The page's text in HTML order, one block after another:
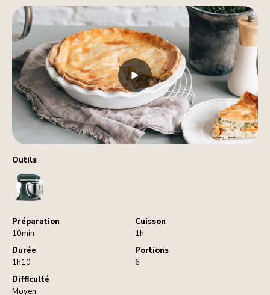
Outils
StandMixer
Préparation
10min
Cuisson
1h
Durée
1h10
Portions
6
Difficulté
Moyen